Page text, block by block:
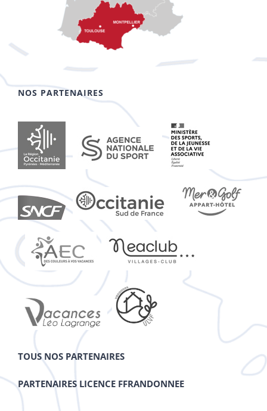
NOS PARTENAIRES
TOUS NOS PARTENAIRES
PARTENAIRES LICENCE FFRANDONNEE